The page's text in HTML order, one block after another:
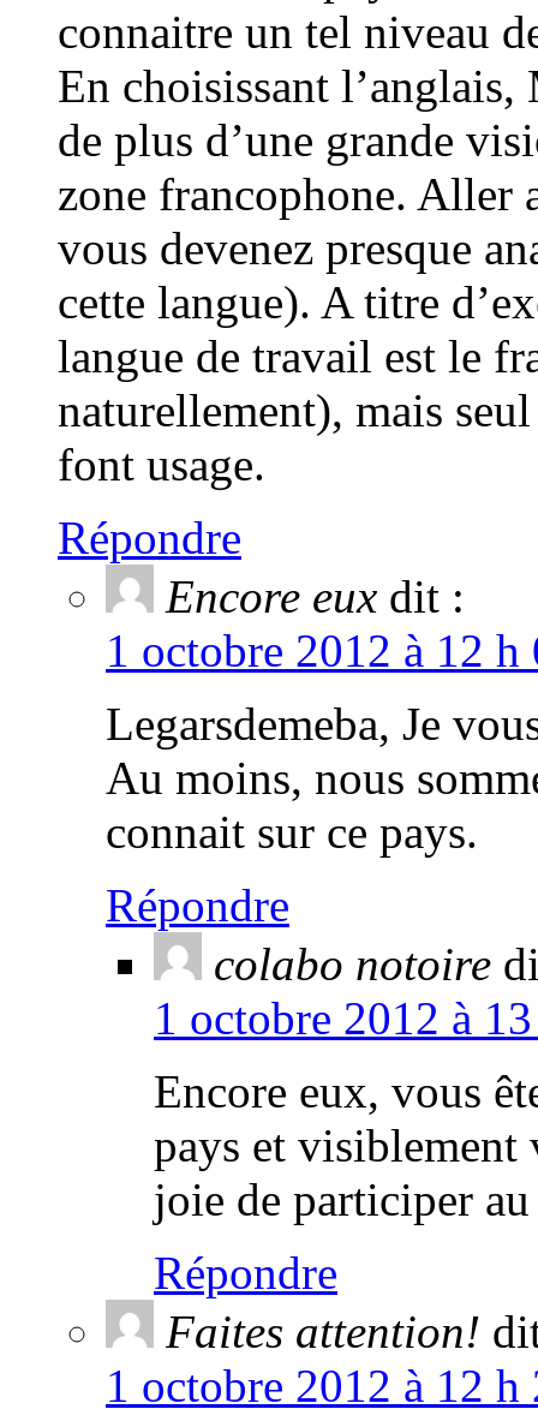
connaitre un tel niveau
En choisissant
de plus d’une grande
zone francophone. Aller
vous devenez presque
cette langue). A titre
langue de travail est le
naturellement), mais
font usage.
Répondre
Encore eux dit :
1 octobre 2012 à 12
Legarsdemeba, Je
Au moins, nous
connait sur ce pays.
Répondre
colabo notoire
1 octobre 2012 à
Encore eux, vous
pays et visiblement
joie de participer
Répondre
Faites attention!
1 octobre 2012 à 12